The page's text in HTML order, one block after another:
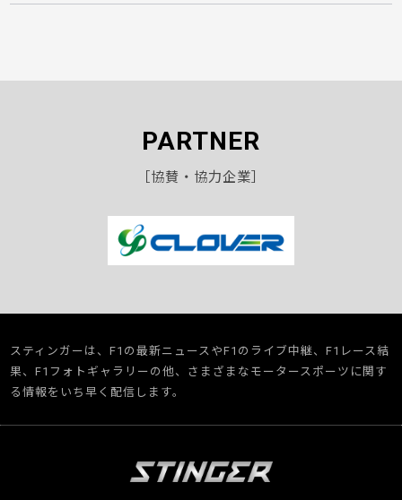
PARTNER
［協賛・協力企業］
スティンガーは、F1の最新ニュースやF1のライブ中継、F1レース結
果、F1フォトギャラリーの他、さまざまなモータースポーツに関す
る情報をいち早く配信します。